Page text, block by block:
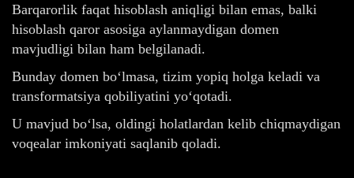
Barqarorlik faqat hisoblash aniqligi bilan emas, balki
hisoblash qaror asosiga aylanmaydigan domen
mavjudligi bilan ham belgilanadi.
Bunday domen bo‘lmasa, tizim yopiq holga keladi va
transformatsiya qobiliyatini yo‘qotadi.
U mavjud bo‘lsa, oldingi holatlardan kelib chiqmaydigan
voqealar imkoniyati saqlanib qoladi.